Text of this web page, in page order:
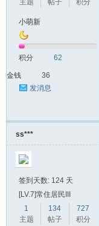
主题
帖子
积分
小萌新
积分 62
金钱
36
发消息
ss***
签到天数: 124 天
[LV.7]常住居民III
1
主题
134
帖子
727
积分